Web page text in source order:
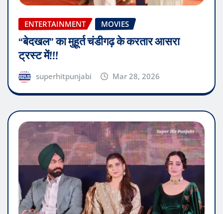
ENTERTAINMENT MOVIES
“बेदखल” का मुहूर्त चंडीगढ़ के करतार आसरा
ट्रस्ट में!!!
superhitpunjabi Mar 28, 2026